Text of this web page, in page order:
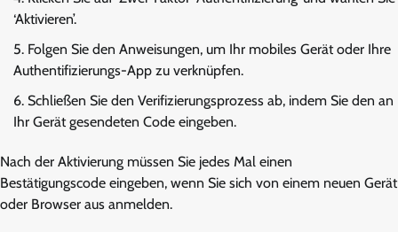
‘Aktivieren’.
Folgen Sie den Anweisungen, um Ihr mobiles Gerät oder Ihre
Authentifizierungs-App zu verknüpfen.
Schließen Sie den Verifizierungsprozess ab, indem Sie den an
Ihr Gerät gesendeten Code eingeben.
Nach der Aktivierung müssen Sie jedes Mal einen
Bestätigungscode eingeben, wenn Sie sich von einem neuen Gerät
oder Browser aus anmelden.